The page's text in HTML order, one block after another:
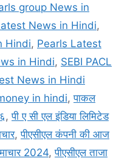
group News in
News in Hindi,
Hindi, Pearls Latest
in Hindi, SEBI PACL
News in Hindi
in hindi,पाकल
,पी ए सी एल इंडिया लिमिटेड
,पीएसीएल कंपनी की आज
2024,पीएसीएल ताजा